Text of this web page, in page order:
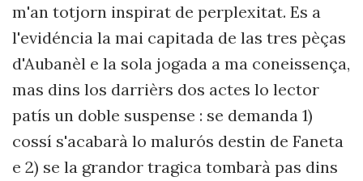
m'an totjorn inspirat de perplexitat. Es a
l'evidéncia la mai capitada de las tres pèças
d'Aubanèl e la sola jogada a ma coneissença,
mas dins los darrièrs dos actes lo lector
patís un doble suspense : se demanda 1)
cossí s'acabarà lo malurós destin de Faneta
e 2) se la grandor tragica tombarà pas dins